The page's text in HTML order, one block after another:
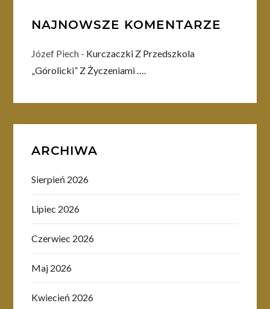
NAJNOWSZE KOMENTARZE
Józef Piech - Kurczaczki Z Przedszkola
„Górolicki” Z Życzeniami ….
ARCHIWA
Sierpień 2026
Lipiec 2026
Czerwiec 2026
Maj 2026
Kwiecień 2026